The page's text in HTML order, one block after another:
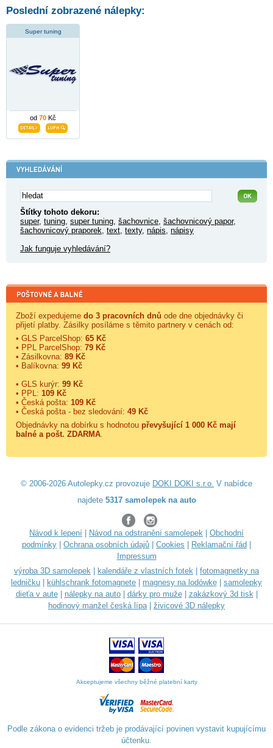
Poslední zobrazené nálepky:
Super tuning
od 70 Kč
Štítky tohoto dekoru:
super, tuning super tuning šachovnice šachovnicový papor,
šachovnicový praporek text texty, nápis nápisy
Jak funguje vyhledávání?
Zboží expedujeme do 3 pracovních dnů ode dne objednávky či
přijetí platby. Zásilky posíláme s těmito partnery v cenách od:
• GLS ParcelShop: 65 Kč
• PPL ParcelShop: 79 Kč
• Zásilkovna: 89 Kč
• Balíkovna: 99 Kč
• GLS kurýr: 99 Kč
• PPL: 109 Kč
• Česká pošta: 109 Kč
• Česká pošta - bez sledování: 49 Kč
Objednávky na dobírku s hodnotou převyšující 1 000 Kč mají
balné a pošt. ZDARMA
© 2006-2026 Autolepky.cz provozuje DOKI DOKI s.r.o. V nabídce
najdete 5317 samolepek na auto
Návod k lepení Návod na odstranění samolepek
Obchodní
podmínky
Ochrana osobních údajů Cookies Reklamační řád
Impressum
výroba 3D samolepek
kalendáře z vlastních fotek
fotomagnetky na
ledničku
kühlschrank fotomagnete magnesy na lodówkę
samolepky
dieťa v aute| nálepky na auto| dárky pro muže| zakázkový 3d tisk|
hodinový manžel česká lípa| živicové 3D nálepky
Akceptujeme všechny běžné platební karty
Podle zákona o evidenci tržeb je prodávající povinen vystavit kupujícímu
účtenku.